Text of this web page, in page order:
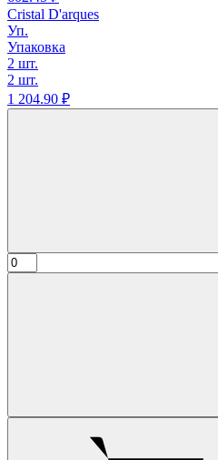
Cristal D'arques
Уп.
Упаковка
2 шт.
2 шт.
1 204.90 ₽